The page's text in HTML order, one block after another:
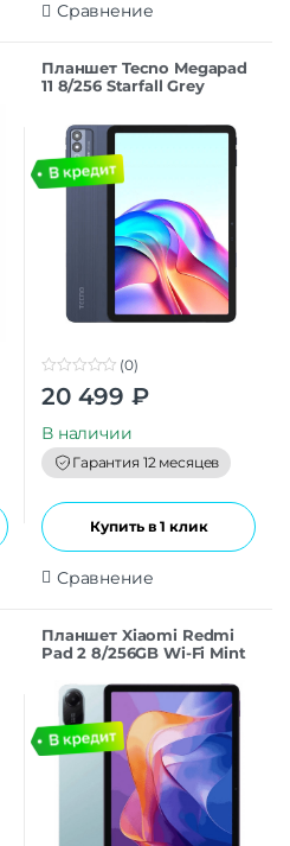
Сравнение
Планшет Tecno Megapad
11 8/256 Starfall Grey
0
o
t
o
f
5
(0)
20 499 ₽
В наличии
Гарантия 12 месяцев
Купить в 1 клик
Сравнение
Планшет Xiaomi Redmi
Pad 2 8/256GB Wi-Fi Mint